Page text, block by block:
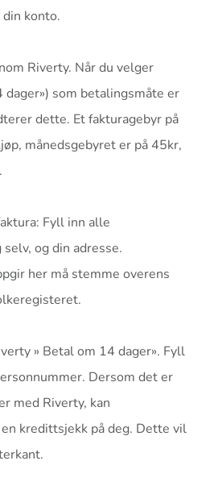
konto.
Riverty. Når du velger
dager») som betalingsmåte er
dette. Et fakturagebyr på
månedsgebyret er på 45kr,
Fyll inn alle
og din adresse.
her må stemme overens
» Betal om 14 dager». Fyll
Dersom det er
med Riverty, kan
kredittsjekk på deg. Dette vil